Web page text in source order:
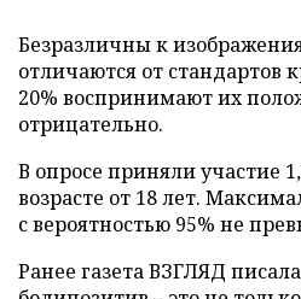
Безразличны к
отличаются от стандартов
20% воспринимают их
отрицательно.
В опросе приняли участие
возрасте от 18 лет.
с вероятностью 95% не
Ранее газета ВЗГЛЯД